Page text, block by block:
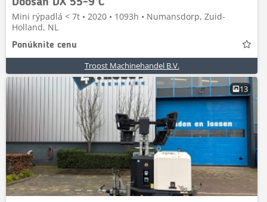
Doosan DX 55-9 C
Mini rýpadlá < 7t • 2020 • 1093h • Numansdorp, Zuid-
Holland, NL
Ponúknite cenu
Troost Machinehandel B.V.
13